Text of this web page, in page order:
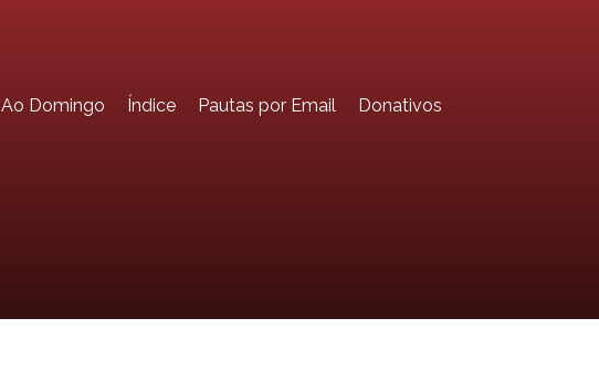
Ao Domingo Índice Pautas por Email Donativos